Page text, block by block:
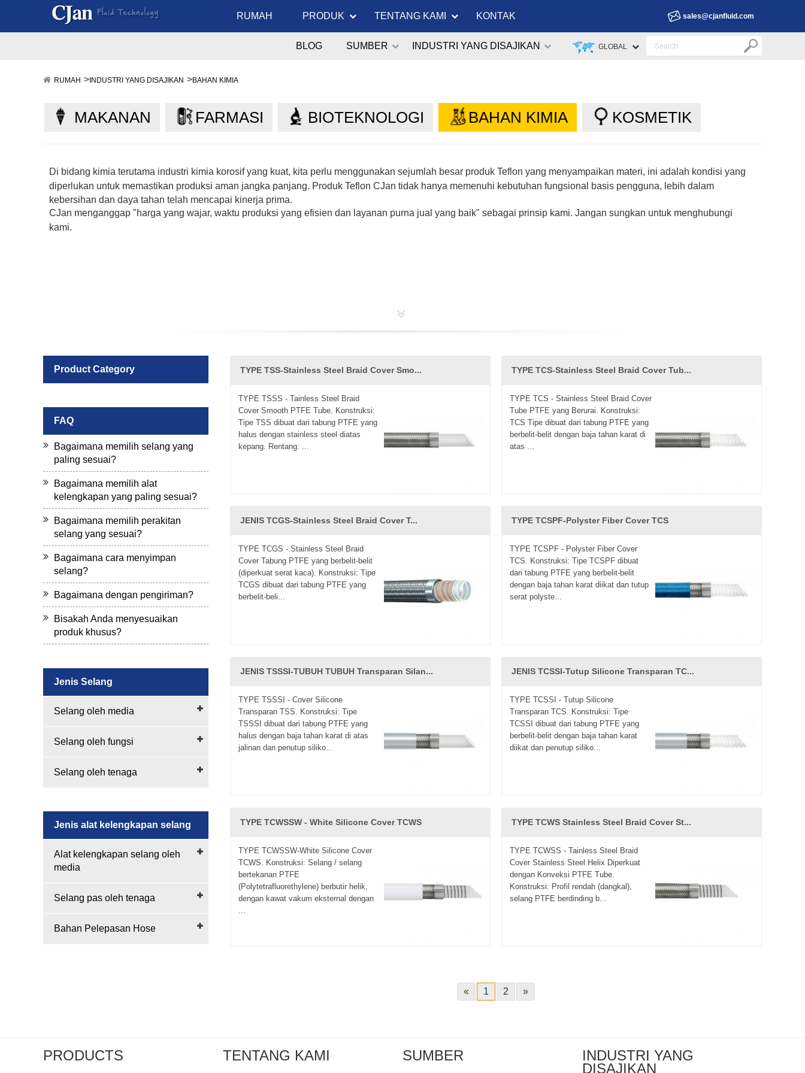
RUMAH PRODUK TENTANG KAMI KONTAK sales@cjanfluid.com
GLOBAL
BLOG SUMBER INDUSTRI YANG DISAJIKAN
RUMAH INDUSTRI YANG DISAJIKAN BAHAN KIMIA
MAKANAN FARMASI BIOTEKNOLOGI BAHAN KIMIA KOSMETIK
Di bidang kimia terutama industri kimia korosif yang kuat, kita perlu menggunakan sejumlah besar produk Teflon yang menyampaikan materi, ini adalah kondisi yang
diperlukan untuk memastikan produksi aman jangka panjang. Produk Teflon CJan tidak hanya memenuhi kebutuhan fungsional basis pengguna, lebih dalam
kebersihan dan daya tahan telah mencapai kinerja prima.
CJan menganggap "harga yang wajar, waktu produksi yang efisien dan layanan purna jual yang baik" sebagai prinsip kami. Jangan sungkan untuk menghubungi
kami.
Product Category
FAQ
Bagaimana memilih selang yang
paling sesuai?
Bagaimana memilih alat
kelengkapan yang paling sesuai?
Bagaimana memilih perakitan
selang yang sesuai?
Bagaimana cara menyimpan
selang?
Bagaimana dengan pengiriman?
Bisakah Anda menyesuaikan
produk khusus?
Jenis Selang
Selang oleh media
Selang oleh fungsi
Selang oleh tenaga
Jenis alat kelengkapan selang
Alat kelengkapan selang oleh
media
Selang pas oleh tenaga
Bahan Pelepasan Hose
TYPE TSS-Stainless Steel Braid Cover Smo...
TYPE TSSS - Tainless Steel Braid
Cover Smooth PTFE Tube. Konstruksi:
Tipe TSS dibuat dari tabung PTFE yang
halus dengan stainless steel diatas
kepang. Rentang: ...
TYPE TCS-Stainless Steel Braid Cover Tub...
TYPE TCS - Stainless Steel Braid Cover
Tube PTFE yang Berurai. Konstruksi:
TCS Tipe dibuat dari tabung PTFE yang
berbelit-belit dengan baja tahan karat di
atas ...
JENIS TCGS-Stainless Steel Braid Cover T...
TYPE TCGS - Stainless Steel Braid
Cover Tabung PTFE yang berbelit-belit
(diperkuat serat kaca). Konstruksi: Tipe
TCGS dibuat dari tabung PTFE yang
berbelit-beli...
TYPE TCSPF-Polyster Fiber Cover TCS
TYPE TCSPF - Polyster Fiber Cover
TCS. Konstruksi: Tipe TCSPF dibuat
dari tabung PTFE yang berbelit-belit
dengan baja tahan karat diikat dan tutup
serat polyste...
JENIS TSSSI-TUBUH TUBUH Transparan Silan...
TYPE TSSSI - Cover Silicone
Transparan TSS. Konstruksi: Tipe
TSSSI dibuat dari tabung PTFE yang
halus dengan baja tahan karat di atas
jalinan dan penutup siliko...
JENIS TCSSI-Tutup Silicone Transparan TC...
TYPE TCSSI - Tutup Silicone
Transparan TCS. Konstruksi: Tipe
TCSSI dibuat dari tabung PTFE yang
berbelit-belit dengan baja tahan karat
diikat dan penutup siliko...
TYPE TCWSSW - White Silicone Cover TCWS
TYPE TCWSSW-White Silicone Cover
TCWS. Konstruksi: Selang / selang
bertekanan PTFE
(Polytetrafluorethylene) berbutir helik,
dengan kawat vakum eksternal dengan
TYPE TCWS Stainless Steel Braid Cover St...
TYPE TCWSS - Tainless Steel Braid
Cover Stainless Steel Helix Diperkuat
dengan Konveksi PTFE Tube.
Konstruksi: Profil rendah (dangkal),
selang PTFE berdinding b...
« 1 2 »
PRODUCTS TENTANG KAMI SUMBER
INDUSTRI YANG
DISAJIKAN